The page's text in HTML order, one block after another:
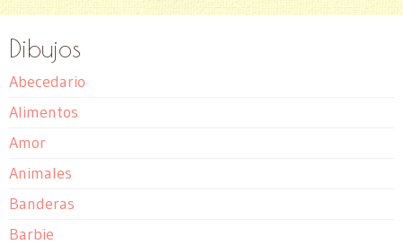
Dibujos
Abecedario
Alimentos
Amor
Animales
Banderas
Barbie